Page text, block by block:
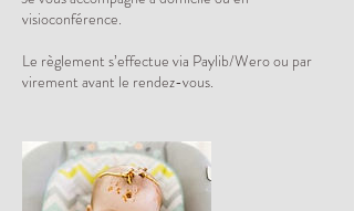
visioconférence.
Le règlement s’effectue via Paylib/Wero ou par
virement avant le rendez-vous.